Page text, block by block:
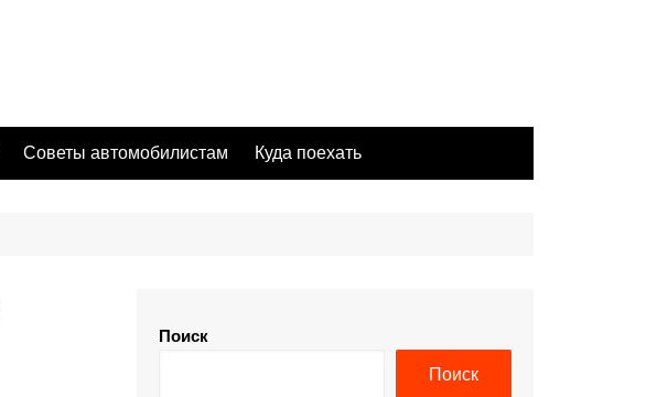
Советы автомобилистам Куда поехать
Поиск
Поиск